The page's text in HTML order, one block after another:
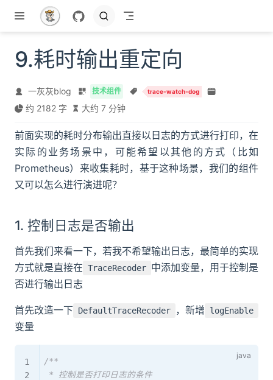
跳至主要內容
9.耗时输出重定向
一灰灰blog 技术组件 trace-watch-dog
约 2182 字 大约 7 分钟
前面实现的耗时分布输出直接以日志的方式进行打印，在
实际的业务场景中，可能希望以其他的方式（比如
Prometheus）来收集耗时，基于这种场景，我们的组件
又可以怎么进行演进呢？
1. 控制日志是否输出
首先我们来看一下，若我不希望输出日志，最简单的实现
方式就是直接在 TraceRecoder 中添加变量，用于控制是
否进行输出日志
首先改造一下 DefaultTraceRecoder ，新增 logEnable
变量
/**
* 控制是否打印日志的条件